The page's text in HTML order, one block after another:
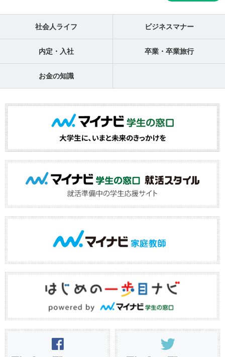
社会人ライフ ビジネスマナー
内定・入社 卒業・卒業旅行
お金の知識